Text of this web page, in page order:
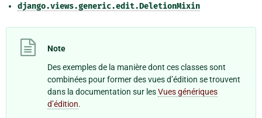
django.views.generic.edit.DeletionMixin
Note
Des exemples de la manière dont ces classes sont
combinées pour former des vues d’édition se trouvent
dans la documentation sur lesVues génériques
d’édition.